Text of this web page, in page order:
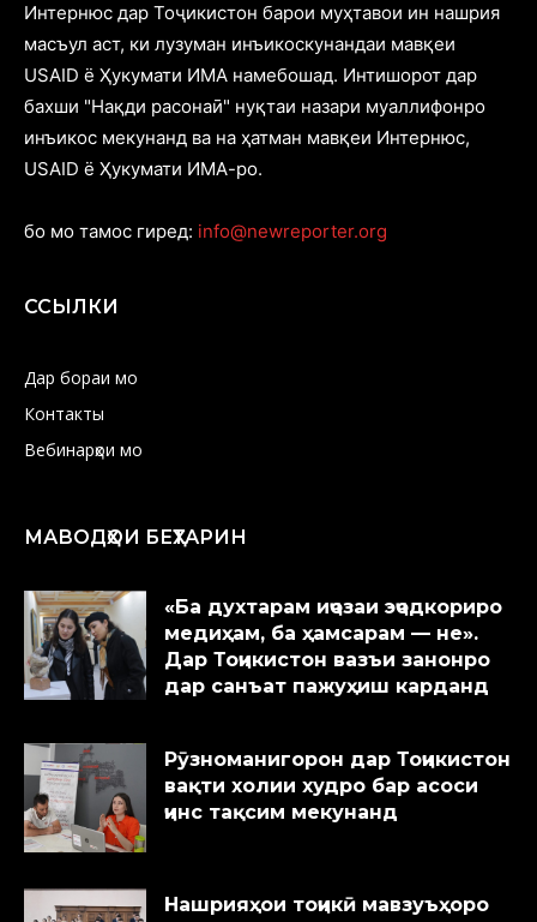
Интернюс дар Тоҷикистон барои муҳтавои ин нашрия
масъул аст, ки лузуман инъикоскунандаи мавқеи
USAID ё Ҳукумати ИМА намебошад. Интишорот дар
бахши "Нақди расонаӣ" нуқтаи назари муаллифонро
инъикос мекунанд ва на ҳатман мавқеи Интернюс,
USAID ё Ҳукумати ИМА-ро.
бо мо тамос гиред: info@newreporter.org
ССЫЛКИ
Дар бораи мо
Контакты
Вебинарҳои мо
МАВОДҲОИ БЕҲТАРИН
«Ба духтарам иҷозаи эҷодкориро
медиҳам, ба ҳамсарам — не».
Дар Тоҷикистон вазъи занонро
дар санъат пажуҳиш карданд
Рӯзноманигорон дар Тоҷикистон
вақти холии худро бар асоси
ҷинс тақсим мекунанд
Нашрияҳои тоҷикӣ мавзуъҳоро